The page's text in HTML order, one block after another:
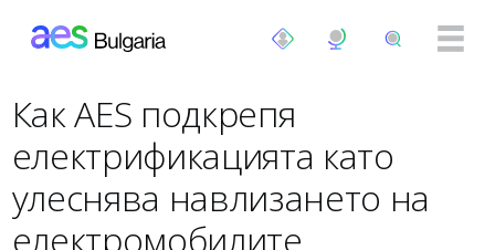
Как AES подкрепя
електрификацията като
улеснява навлизането на
електромобилите